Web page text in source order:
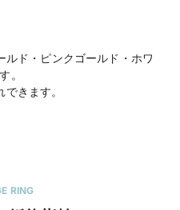
ド・ピンクゴールド・ホワ
。
きます。
RING